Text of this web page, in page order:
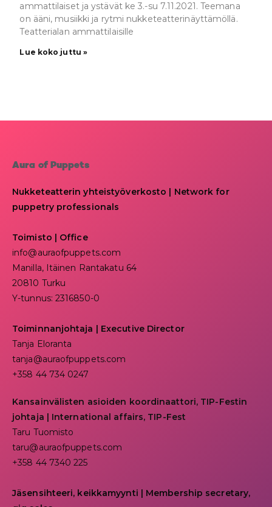
ammattilaiset ja ystävät ke 3.-su 7.11.2021. Teemana
on ääni, musiikki ja rytmi nukketeatterinäyttämöllä.
Teatterialan ammattilaisille
Lue koko juttu »
Aura of Puppets
Nukketeatterin yhteistyöverkosto | Network for
puppetry professionals
Toimisto | Office
info@auraofpuppets.com
Manilla, Itäinen Rantakatu 64
20810 Turku
Y-tunnus: 2316850-0
Toiminnanjohtaja
Executive Director
Tanja Eloranta
tanja@auraofpuppets.com
+358 44 734 0247
Kansainvälisten asioiden koordinaattori, TIP-Festin
johtaja | International affairs, TIP-Fest
Taru Tuomisto
taru@auraofpuppets.com
+358 44 7340 225
Jäsensihteeri, keikkamyynti | Membership secretary,